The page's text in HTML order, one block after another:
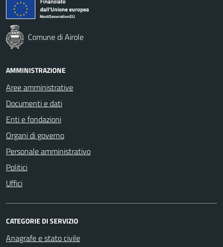
Comune di Airole
AMMINISTRAZIONE
Aree amministrative
Documenti e dati
Enti e fondazioni
Organi di governo
Personale amministrativo
Politici
Uffici
CATEGORIE DI SERVIZIO
Anagrafe e stato civile